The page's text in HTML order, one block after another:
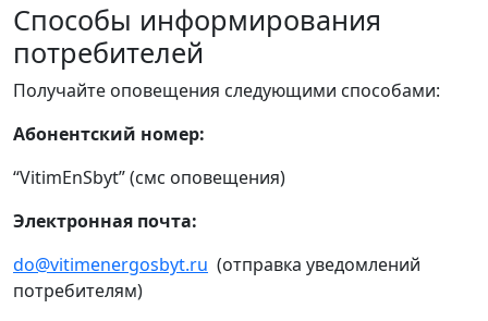
Способы информирования
потребителей
Получайте оповещения следующими способами:
Абонентский номер:
“VitimEnSbyt” (смс оповещения)
Электронная почта:
do@vitimenergosbyt.ru (отправка уведомлений
потребителям)